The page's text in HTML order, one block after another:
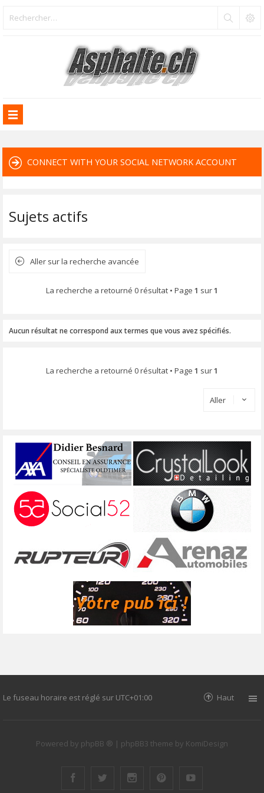
CONNECT WITH YOUR SOCIAL NETWORK ACCOUNT
Sujets actifs
Aller sur la recherche avancée
La recherche a retourné 0 résultat • Page 1 sur1
Aucun résultat ne correspond aux termes que vous avez spécifiés.
La recherche a retourné 0 résultat • Page 1 sur1
Aller
Le fuseau horaire est réglé sur UTC+01:00 Haut
Powered by phpBB ® | phpBB3 theme by KomiDesign